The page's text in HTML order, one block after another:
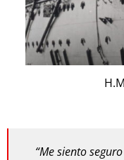
“Me siento